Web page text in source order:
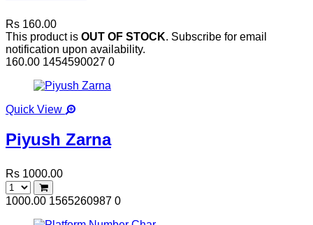
Rs 160.00
This product is OUT OF STOCK. Subscribe for email
notification upon availability.
160.00 1454590027 0
Quick View
Piyush Zarna
Rs 1000.00
1000.00 1565260987 0